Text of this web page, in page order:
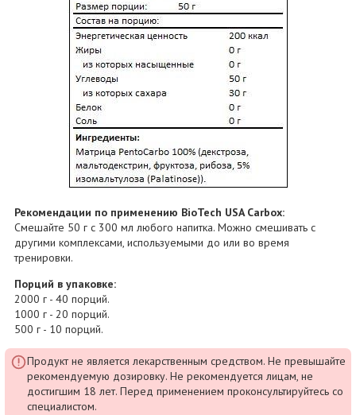
Рекомендации по применению BioTech USA Carbox:
Смешайте 50 г с 300 мл любого напитка. Можно смешивать с
другими комплексами, используемыми до или во время
тренировки.
Порций в упаковке:
2000 г - 40 порций.
1000 г - 20 порций.
500 г - 10 порций.
Продукт не является лекарственным средством. Не превышайте
рекомендуемую дозировку. Не рекомендуется лицам, не
достигшим 18 лет. Перед применением проконсультируйтесь со
специалистом.